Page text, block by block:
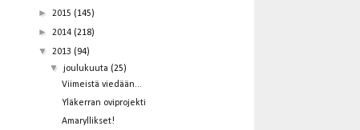
► 2015 (145)
► 2014 (218)
▼ 2013 (94)
▼ joulukuuta (25)
Viimeistä viedään...
Yläkerran oviprojekti
Amaryllikset!